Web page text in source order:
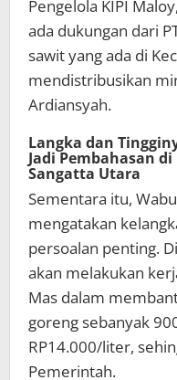
Pengelola KIPI
ada dukungan dari
sawit yang ada di
mendistribusikan
Ardiansyah.
Langka dan
Jadi Pembahasan
Sangatta Utara
Sementara itu,
mengatakan
persoalan penting.
akan melakukan
Mas dalam
goreng sebanyak
RP14.000/liter,
Pemerintah.